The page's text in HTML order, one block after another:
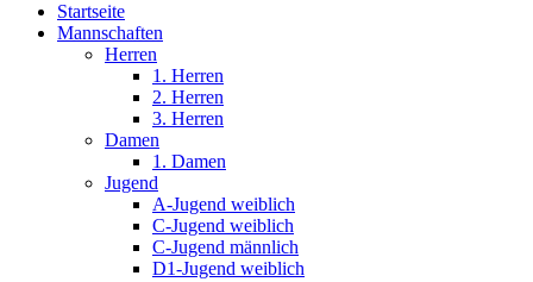
Startseite
Mannschaften
Herren
1. Herren
2. Herren
3. Herren
Damen
1. Damen
Jugend
A-Jugend weiblich
C-Jugend weiblich
C-Jugend männlich
D1-Jugend weiblich